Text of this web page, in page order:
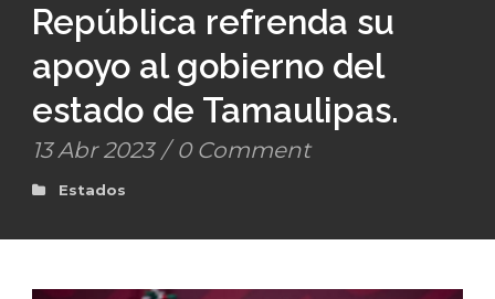
República refrenda su
apoyo al gobierno del
estado de Tamaulipas.
13 Abr 2023 / 0 Comment
Estados